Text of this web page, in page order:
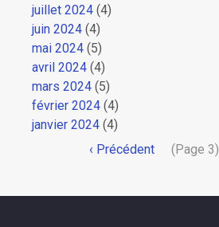
juillet 2024 (4)
juin 2024 (4)
mai 2024 (5)
avril 2024 (4)
mars 2024 (5)
février 2024 (4)
janvier 2024 (4)
PaginationPage
‹ Précédent (Page 3)